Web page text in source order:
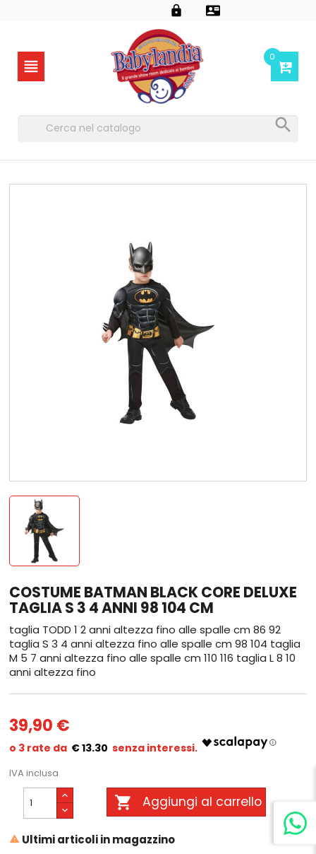
 
 0

COSTUME BATMAN BLACK CORE DELUXE
TAGLIA S 3 4 ANNI 98 104 CM
taglia TODD 1 2 anni altezza fino alle spalle cm 86 92
taglia S 3 4 anni altezza fino alle spalle cm 98 104 taglia
M 5 7 anni altezza fino alle spalle cm 110 116 taglia L 8 10
anni altezza fino
39,90 €
€ 13.30
IVA inclusa
 Aggiungi al carrello
 Ultimi articoli in magazzino